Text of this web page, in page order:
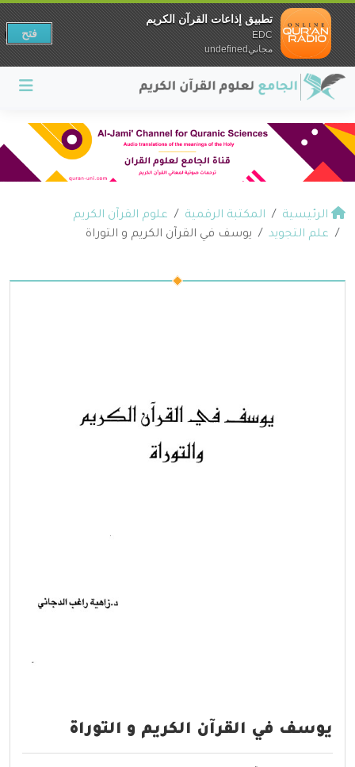
الرئيسية المكتبة الرقمية
علوم القرآن الكريم
علم التجويد
يوسف في القرآن الكريم و التوراة
يوسف في القرآن الكريم و التوراة
تطبيق إذاعات القرآن الكريم
EDC
مجانيundefined
فتح